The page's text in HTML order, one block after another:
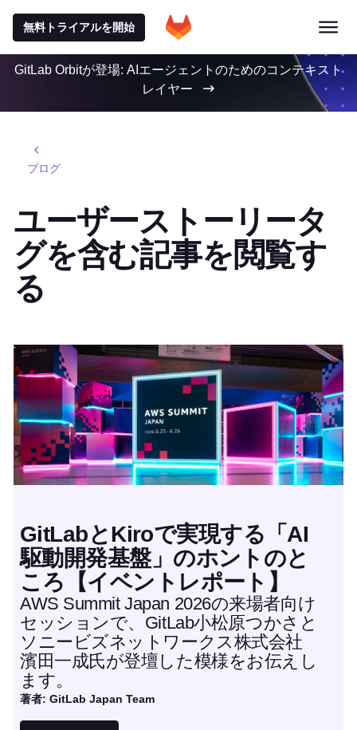
無料トライアルを開始
GitLab Orbitが登場: AIエージェントのためのコンテキスト
レイヤー
ブログ
ユーザーストーリータ
グを含む記事を閲覧す
る
特集記事
GitLabとKiroで実現する「AI
駆動開発基盤」のホントのと
ころ【イベントレポート】
AWS Summit Japan 2026の来場者向け
セッションで、GitLab小松原つかさと
ソニービズネットワークス株式会社
濱田一成氏が登壇した模様をお伝えし
ます。
著者: GitLab Japan Team